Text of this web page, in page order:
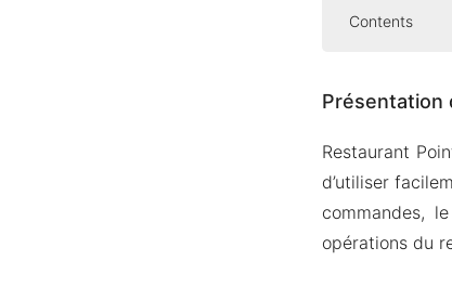
Contents
Version
Présentation
Restaurant
d’utiliser
commandes,
opérations du